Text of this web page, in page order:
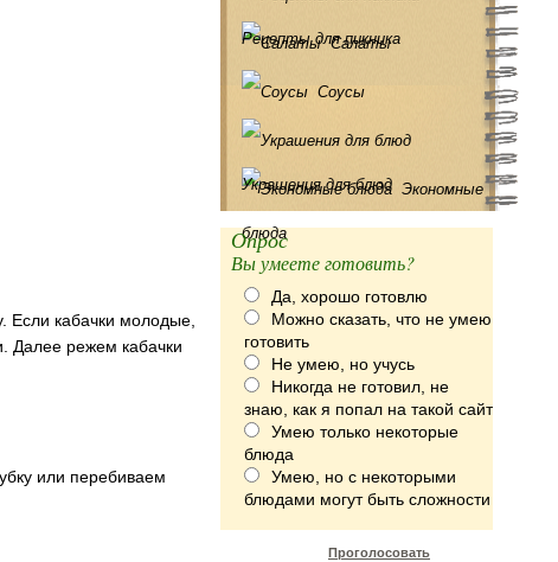
кабачки молодые,
Далее режем кабачки
или перебиваем
Рецепты для пикника
Салаты
Соусы
Украшения для блюд Экономные
блюда
Опрос
Вы умеете готовить?
Да, хорошо готовлю
Можно сказать, что не умею
готовить
Не умею, но учусь
Никогда не готовил, не
знаю, как я попал на такой сайт
Умею только некоторые
блюда
Умею, но с некоторыми
блюдами могут быть сложности
Проголосовать